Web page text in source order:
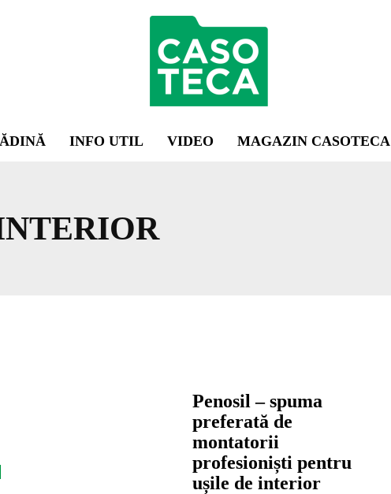
INFO UTIL VIDEO MAGAZIN CASOTECA
Penosil – spuma
preferată de
montatorii
profesioniști pentru
ușile de interior